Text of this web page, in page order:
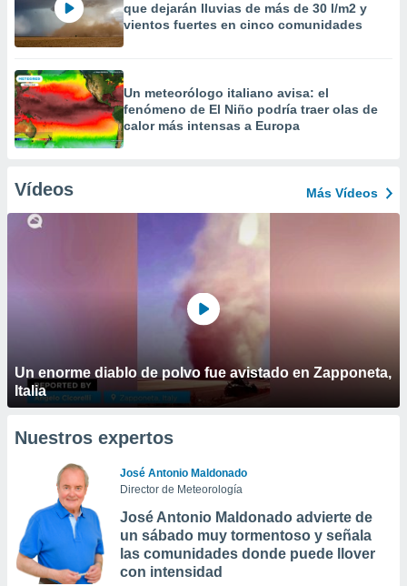
que dejarán lluvias de más de 30 l/m2 y
vientos fuertes en cinco comunidades
Un meteorólogo italiano avisa: el
fenómeno de El Niño podría traer olas de
calor más intensas a Europa
Vídeos Más Vídeos
Un enorme diablo de polvo fue avistado en Zapponeta,
Italia
Nuestros expertos
José Antonio Maldonado
Director de Meteorología
José Antonio Maldonado advierte de
un sábado muy tormentoso y señala
las comunidades donde puede llover
con intensidad